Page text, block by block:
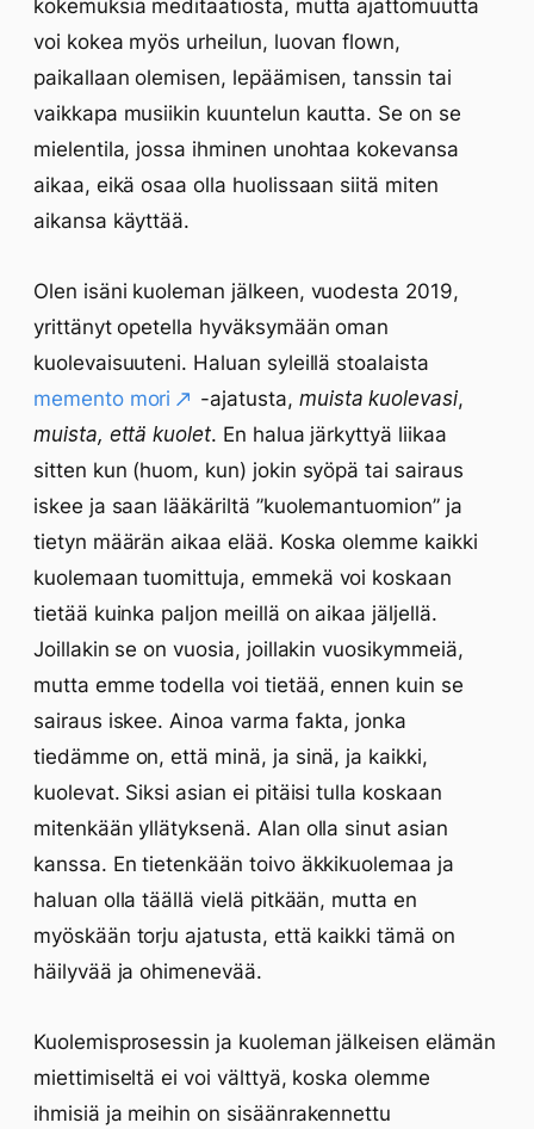
kokemuksia meditaatiosta, mutta ajattomuutta
voi kokea myös urheilun, luovan flown,
paikallaan olemisen, lepäämisen, tanssin tai
vaikkapa musiikin kuuntelun kautta. Se on se
mielentila, jossa ihminen unohtaa kokevansa
aikaa, eikä osaa olla huolissaan siitä miten
aikansa käyttää.
Olen isäni kuoleman jälkeen, vuodesta 2019,
yrittänyt opetella hyväksymään oman
kuolevaisuuteni. Haluan syleillä stoalaista
memento mori
-ajatusta, muista kuolevasi,
muista, että kuolet. En halua järkyttyä liikaa
sitten kun (huom, kun) jokin syöpä tai sairaus
iskee ja saan lääkäriltä ”kuolemantuomion” ja
tietyn määrän aikaa elää. Koska olemme kaikki
kuolemaan tuomittuja, emmekä voi koskaan
tietää kuinka paljon meillä on aikaa jäljellä.
Joillakin se on vuosia, joillakin vuosikymmeiä,
mutta emme todella voi tietää, ennen kuin se
sairaus iskee. Ainoa varma fakta, jonka
tiedämme on, että minä, ja sinä, ja kaikki,
kuolevat. Siksi asian ei pitäisi tulla koskaan
mitenkään yllätyksenä. Alan olla sinut asian
kanssa. En tietenkään toivo äkkikuolemaa ja
haluan olla täällä vielä pitkään, mutta en
myöskään torju ajatusta, että kaikki tämä on
häilyvää ja ohimenevää.
Kuolemisprosessin ja kuoleman jälkeisen elämän
miettimiseltä ei voi välttyä, koska olemme
ihmisiä ja meihin on sisäänrakennettu